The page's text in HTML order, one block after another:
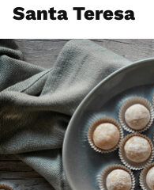
Santa Teresa